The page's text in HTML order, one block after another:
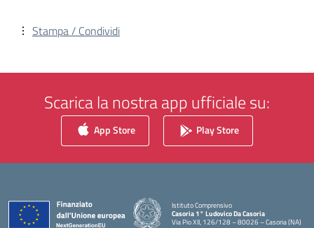
Stampa / Condividi
Scarica la nostra app ufficiale su:
App Store Play Store
Istituto Comprensivo
Casoria 1° Ludovico Da Casoria
Via Pio XII, 126/128 – 80026 – Casoria (NA)